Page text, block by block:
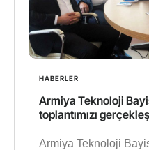
HABERLER
Armiya Teknoloji
toplantımızı
Armiya Teknoloji